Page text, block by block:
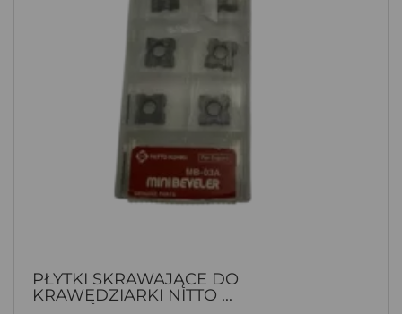
PŁYTKI SKRAWAJĄCE DO
KRAWĘDZIARKI NITTO ...